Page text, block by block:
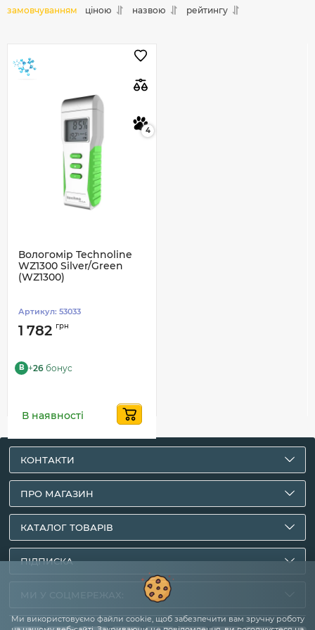
замовчуванням ціною назвою рейтингу
4
Вологомір Technoline
WZ1300 Silver/Green
(WZ1300)
Артикул: 53033
1 782 грн
B +26 бонус
В наявності
КОНТАКТИ
ПРО МАГАЗИН
КАТАЛОГ ТОВАРІВ
ПІДПИСКА
Ми використовуємо файли cookie, щоб забезпечити вам зручну роботу